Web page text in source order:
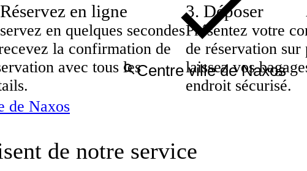
Réservez en ligne
en quelques secondes
la confirmation de
avec tous les
3. Déposer
Présentez votre
de réservation sur
laissez vos
endroit sécurisé.
de Naxos
de notre service